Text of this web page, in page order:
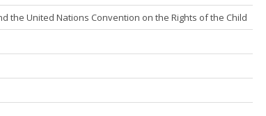
the United Nations Convention on the Rights of the Child